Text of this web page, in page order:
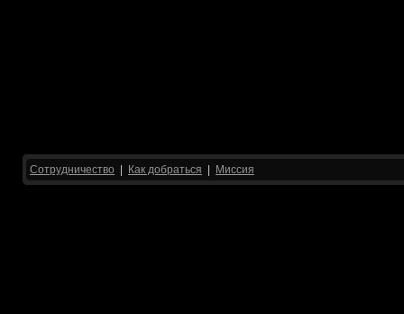
Сотрудничество Как добраться Миссия